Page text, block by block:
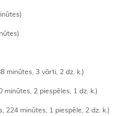
minūtes, 3 vārti, 2 dz. k.)
minūtes, 2 piespēles, 1 dz. k.)
224 minūtes, 1 piespēle, 2 dz. k.)